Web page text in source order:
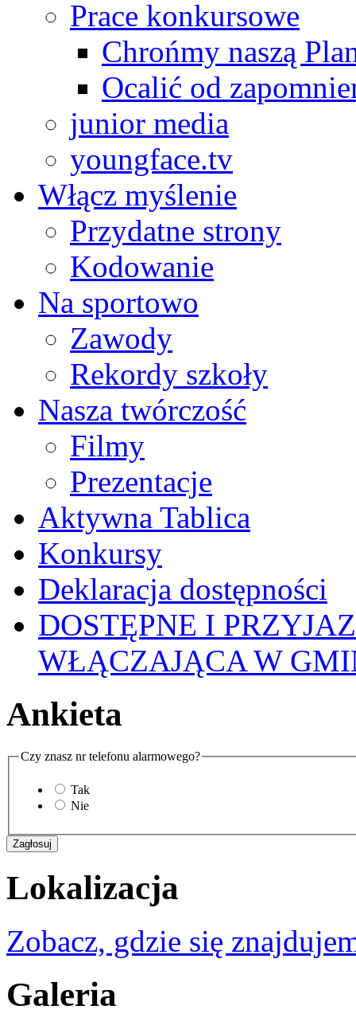
Prace konkursowe
Chrońmy naszą
Ocalić od
junior media
youngface.tv
Włącz myślenie
Przydatne strony
Kodowanie
Na sportowo
Zawody
Rekordy szkoły
Nasza twórczość
Filmy
Prezentacje
Aktywna Tablica
Konkursy
Deklaracja dostępności
DOSTĘPNE I
WŁĄCZAJĄCA W
Ankieta
Czy znasz nr telefonu alarmowego?
Tak
Nie
Lokalizacja
Zobacz, gdzie się
Galeria